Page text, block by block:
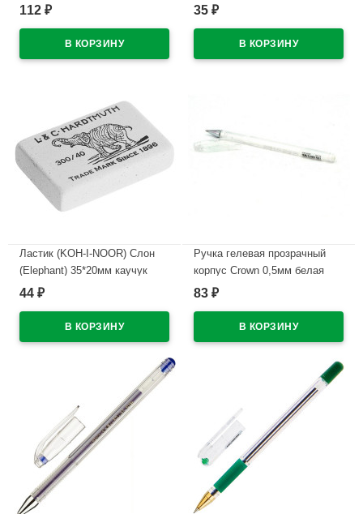
(Ст.20/480)
112 ₽ арт.300/60
35 ₽
Ластик (KOH-I-NOOR) Слон
(Elephant) 35*20мм каучук
арт.300/40-48
44 ₽
Ручка гелевая прозрачный
корпус Crown 0,5мм белая
пастель
83 ₽